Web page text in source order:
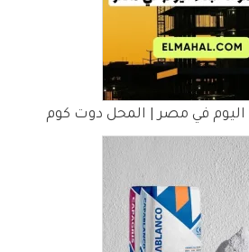
اليوم في مصر | المحل دوت كوم